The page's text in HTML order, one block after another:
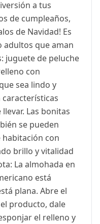
a tus
de cumpleaños,
de Navidad! Es
adultos que aman
juguete de peluche
con
sea lindo y
Las bonitas
se pueden
con
brillo y vitalidad
La almohada en
está
plana. Abre el
producto, dale
el relleno y